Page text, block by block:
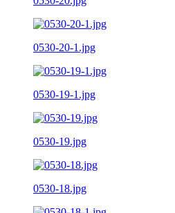
0530-20-1.jpg
0530-19-1.jpg
0530-19.jpg
0530-18.jpg